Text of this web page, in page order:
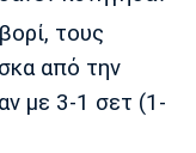
τους
από την
με 3-1 σετ (1-